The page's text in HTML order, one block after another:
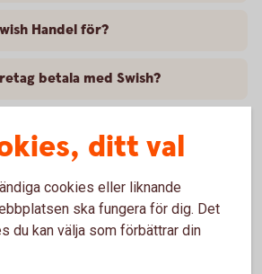
Handel för?
betala med Swish?
nummer för Swish Handel och
ditt val
cookies eller liknande
ska fungera för dig. Det
du kan välja som förbättrar din